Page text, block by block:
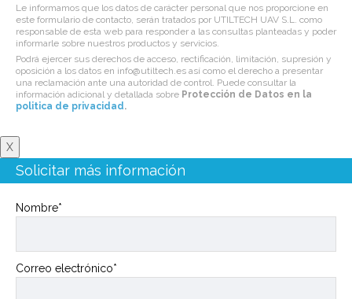
Le informamos que los datos de carácter personal que nos proporcione en
este formulario de contacto, serán tratados por UTILTECH UAV S.L. como
responsable de esta web para responder a las consultas planteadas y poder
informarle sobre nuestros productos y servicios.
Podrá ejercer sus derechos de acceso, rectificación, limitación, supresión y
oposición a los datos en info@utiltech.es así como el derecho a presentar
una reclamación ante una autoridad de control. Puede consultar la
información adicional y detallada sobre Protección de Datos en la
politica de privacidad.
X
Solicitar más información
Nombre*
Correo electrónico*